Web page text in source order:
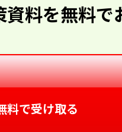
料を無料で
料で受け取る